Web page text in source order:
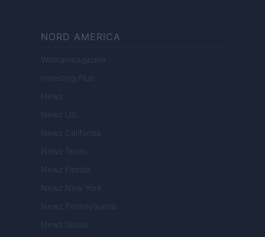
NORD AMERICA
Womanmagazine
Investing Plus
Newz
Newz US
Newz California
Newz Texas
Newz Florida
Newz New York
Newz Pennsylvania
Newz Illinois